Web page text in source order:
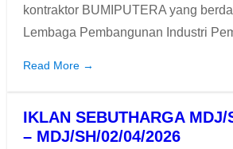
kontraktor BUMIPUTERA yang
Lembaga Pembangunan Industri
Read More →
IKLAN SEBUTHARGA MDJ/
– MDJ/SH/02/04/2026